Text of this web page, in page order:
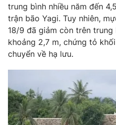
Sản phẩm
Thị trường
Tư vấn
Giao lưu trực tuyến
Lịch phát sóng
Chuyên mục khác
Emagazine
Photo
trung bình nhiều năm đến
trận bão Yagi. Tuy nhiên,
18/9 đã giảm còn trên trung
khoảng 2,7 m, chứng tỏ
chuyển về hạ lưu.